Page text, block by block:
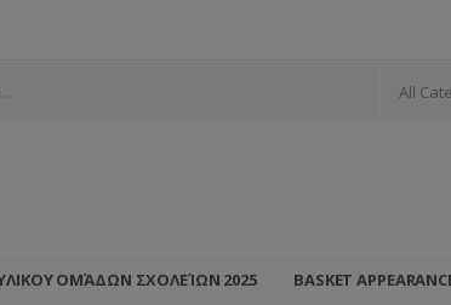
All
ΟΜΆΔΩΝ ΣΧΟΛΕΊΩΝ 2025 BASKET